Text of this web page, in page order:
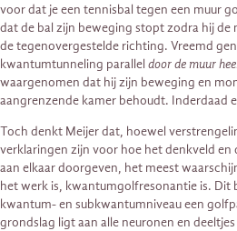
voor dat je een tennisbal tegen een muur
dat de bal zijn beweging stopt zodra hij de
de tegenovergestelde richting. Vreemd
kwantumtunneling parallel door de muur
waargenomen dat hij zijn beweging en
aangrenzende kamer behoudt. Inderdaad
Toch denkt Meijer dat, hoewel
verklaringen zijn voor hoe het denkveld en
aan elkaar doorgeven, het meest
het werk is, kwantumgolfresonantie is. Dit
kwantum- en subkwantumniveau een
grondslag ligt aan alle neuronen en